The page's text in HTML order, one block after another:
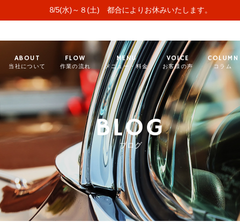
8/5(水)～８(土) 都合によりお休みいたします。
ABOUT
当社について
FLOW
作業の流れ
MENU
メニュー・料金
VOICE
お客様の声
COLUMN
コラム
BLOG
ブログ